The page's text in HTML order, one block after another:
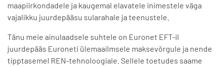
maapiirkondadele ja kaugemal elavatele inimestele väga
vajalikku juurdepääsu sularahale ja teenustele.
Tänu meie ainulaadsele suhtele on Euronet EFT-il
juurdepääs Euroneti ülemaailmsele maksevõrgule ja nende
tipptasemel REN-tehnoloogiale. Sellele toetudes saame